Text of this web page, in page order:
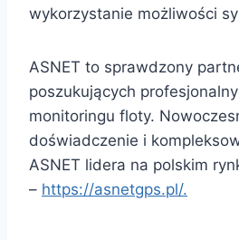
wykorzystanie możliwości
ASNET to sprawdzony
poszukujących
monitoringu floty.
doświadczenie i
ASNET lidera na polskim
– https://asnetgps.pl/.